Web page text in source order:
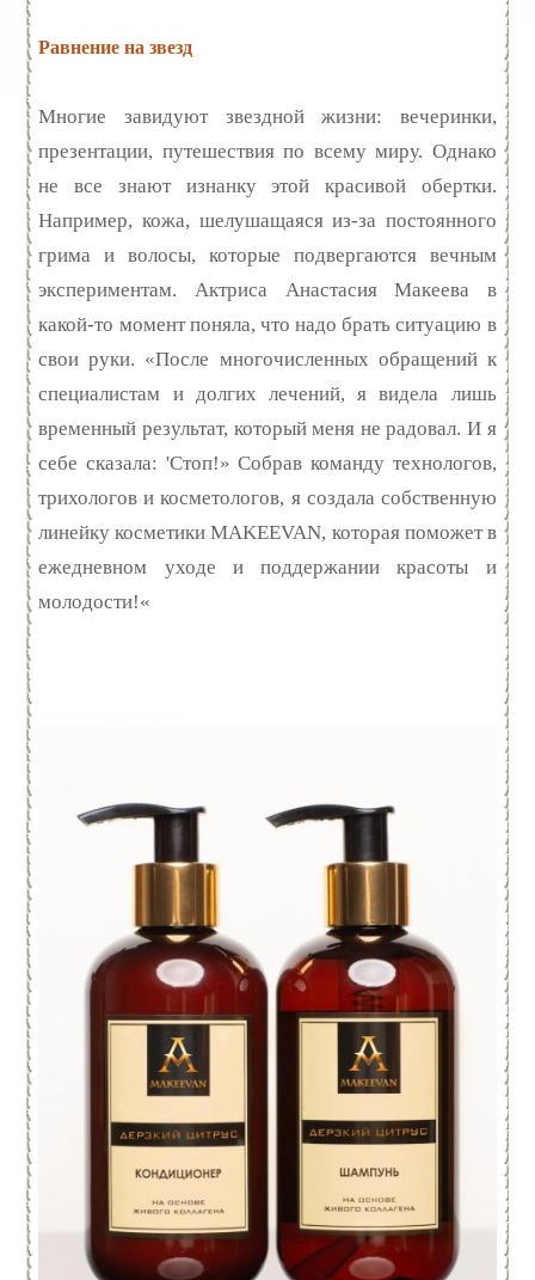
Равнение на звезд
Многие завидуют звездной жизни: вечеринки,
презентации, путешествия по всему миру. Однако
не все знают изнанку этой красивой обертки.
Например, кожа, шелушащаяся из-за постоянного
грима и волосы, которые подвергаются вечным
экспериментам. Актриса Анастасия Макеева в
какой-то момент поняла, что надо брать ситуацию в
свои руки. «После многочисленных обращений к
специалистам и долгих лечений, я видела лишь
временный результат, который меня не радовал. И я
себе сказала: 'Стоп!» Собрав команду технологов,
трихологов и косметологов, я создала собственную
линейку косметики MAKEEVAN, которая поможет в
ежедневном уходе и поддержании красоты и
молодости!«